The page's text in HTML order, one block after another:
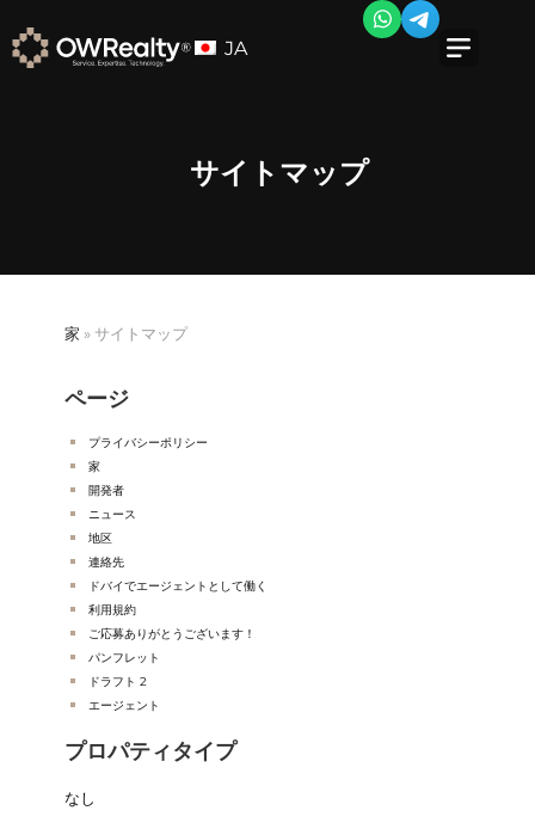
JA
サイトマップ
家 » サイトマップ
ページ
プライバシーポリシー
家
開発者
ニュース
地区
連絡先
ドバイでエージェントとして働く
利用規約
ご応募ありがとうございます！
パンフレット
ドラフト 2
エージェント
プロパティタイプ
なし